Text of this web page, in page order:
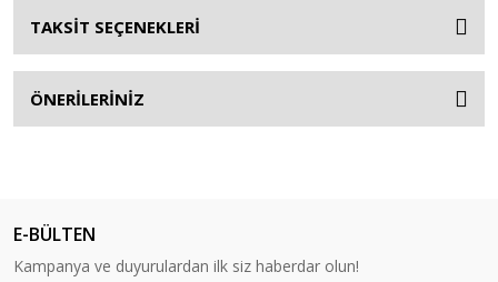
TAKSİT SEÇENEKLERİ
ÖNERİLERİNİZ
E-BÜLTEN
Kampanya ve duyurulardan ilk siz haberdar olun!